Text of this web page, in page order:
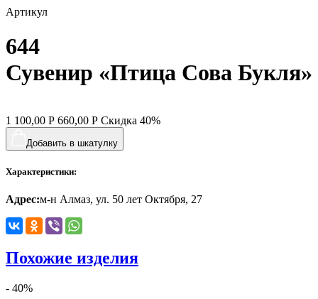
Артикул
644
Сувенир «Птица Сова Букля»
1 100,00 Р 660,00 Р Скидка 40%
Добавить в шкатулку
Характеристики:
Адрес:м-н Алмаз, ул. 50 лет Октября, 27
Похожие изделия
- 40%